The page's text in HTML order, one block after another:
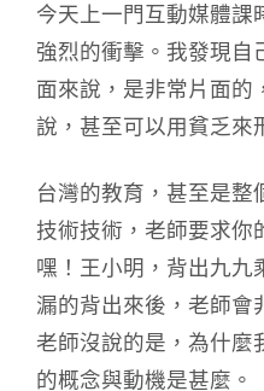
今天上一門互動媒體課
強烈的衝擊。我發現自
面來說，是非常片面的
說，甚至可以用貧乏來
台灣的教育，甚至是整
技術技術，老師要求你
嘿！王小明，背出九九
漏的背出來後，老師會
老師沒說的是，為什麼
的概念與動機是甚麼。